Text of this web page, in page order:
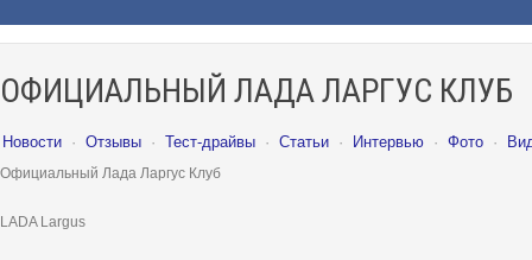
ОФИЦИАЛЬНЫЙ ЛАДА ЛАРГУС КЛУБ
Новости · Отзывы · Тест-драйвы · Статьи · Интервью · Фото ·
Официальный Лада Ларгус Клуб
LADA Largus